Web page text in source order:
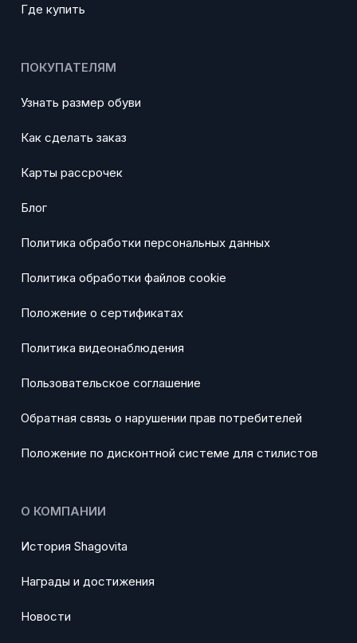
Где купить
ПОКУПАТЕЛЯМ
Узнать размер обуви
Как сделать заказ
Карты рассрочек
Блог
Политика обработки персональных данных
Политика обработки файлов cookie
Положение о сертификатах
Политика видеонаблюдения
Пользовательское соглашение
Обратная связь о нарушении прав потребителей
Положение по дисконтной системе для стилистов
О КОМПАНИИ
История Shagovita
Награды и достижения
Новости